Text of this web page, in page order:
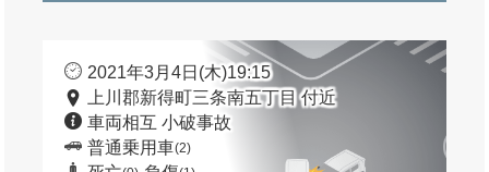
2021年3月4日(木)19:15
上川郡新得町三条南五丁目 付近
車両相互 小破事故
普通乗用車(2)